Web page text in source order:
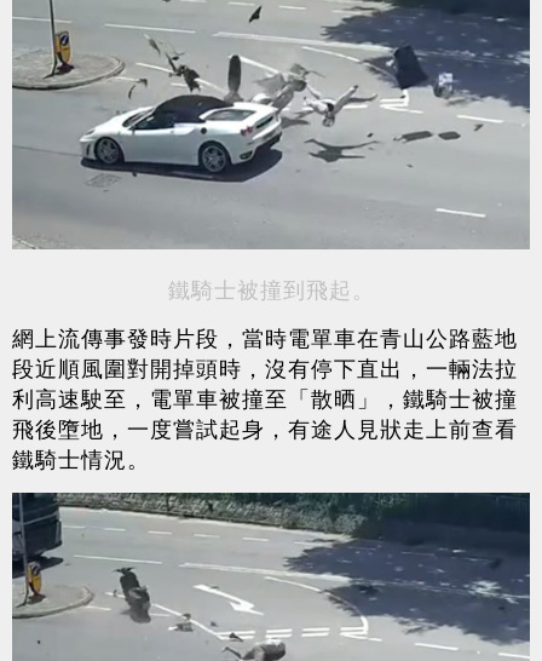
鐵騎士被撞到飛起。
網上流傳事發時片段，當時電單車在青山公路藍地
段近順風圍對開掉頭時，沒有停下直出，一輛法拉
利高速駛至，電單車被撞至「散晒」，鐵騎士被撞
飛後墮地，一度嘗試起身，有途人見狀走上前查看
鐵騎士情況。